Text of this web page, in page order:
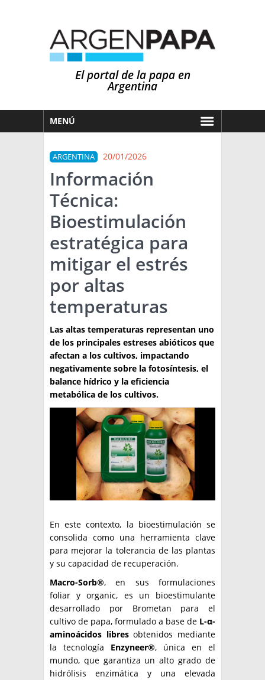
El portal de la papa en
Argentina
MENÚ
MERCADOS
NOTICIAS
EN ESPAÑOL
OTROS IDIOMAS
PRONÓSTICO
LLUVIAS
ARGENTINA
EL MUNDO
TÉCNICA
PRODUCCION
CLASIFICADOS
INTERES GENERAL
LA PAPA
RESOLUCIONES Y NORMATIVAS
ENLACES
ARGENPAPA
PUBLICIDAD
QUIENES SOMOS
CONTACTO
BUSCAR NOTICIAS
BUSCAR
ARGENTINA 20/01/2026
Información
Técnica:
Bioestimulación
estratégica para
mitigar el estrés
por altas
temperaturas
Las altas temperaturas representan uno
de los principales estreses abióticos que
afectan a los cultivos, impactando
negativamente sobre la fotosíntesis, el
balance hídrico y la eficiencia
metabólica de los cultivos.
En este contexto, la bioestimulación se
consolida como una herramienta clave
para mejorar la tolerancia de las plantas
y su capacidad de recuperación.
Macro-Sorb®, en sus formulaciones
foliar y organic, es un bioestimulante
desarrollado por Brometan para el
cultivo de papa, formulado a base de L-α-
aminoácidos libresobtenidos mediante
la tecnología Enzyneer®, única en el
mundo, que garantiza un alto grado de
hidrólisis enzimática y una elevada